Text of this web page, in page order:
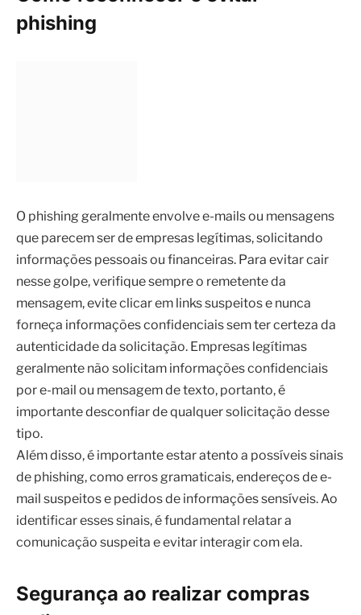
phishing
forneça informações confidenciais sem ter certeza da
autenticidade da solicitação. Empresas legítimas
geralmente não solicitam informações confidenciais
por e-mail ou mensagem de texto, portanto, é
importante desconfiar de qualquer solicitação desse
tipo.
Além disso, é importante estar atento a possíveis sinais
de phishing, como erros gramaticais, endereços de e-
mail suspeitos e pedidos de informações sensíveis. Ao
identificar esses sinais, é fundamental relatar a
comunicação suspeita e evitar interagir com ela.
Segurança ao realizar compras
online
confiável, pesquise por avaliações de outros
consumidores e prefira utilizar métodos de pagamento